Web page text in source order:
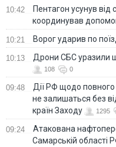
10:42
Пентагон усунув
координував
10:21 Ворог ударив по
10:13 Дрони СБС уразили
108 0
09:48
Дії РФ щодо
не залишаться без
країн Заходу
1295
09:24
Атакована
Самарській області